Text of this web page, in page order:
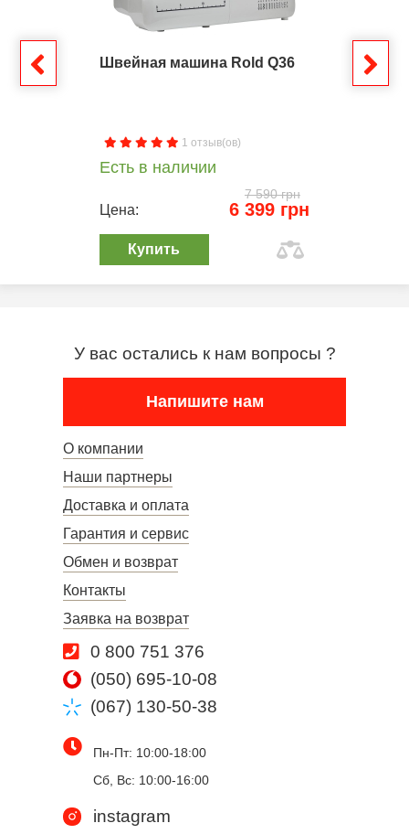
Швейная машина Rold Q36
1 отзыв(ов)
Есть в наличии
7 590 грн
Цена: 6 399 грн
Купить
У вас остались к нам вопросы ?
Напишите нам
О компании
Наши партнеры
Доставка и оплата
Гарантия и сервис
Обмен и возврат
Контакты
Заявка на возврат
0 800 751 376
(050) 695-10-08
(067) 130-50-38
Пн-Пт: 10:00-18:00
Сб, Вс: 10:00-16:00
instagram